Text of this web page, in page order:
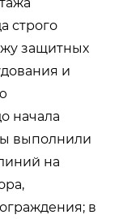
строго
защитных
и
начала
выполнили
на
в